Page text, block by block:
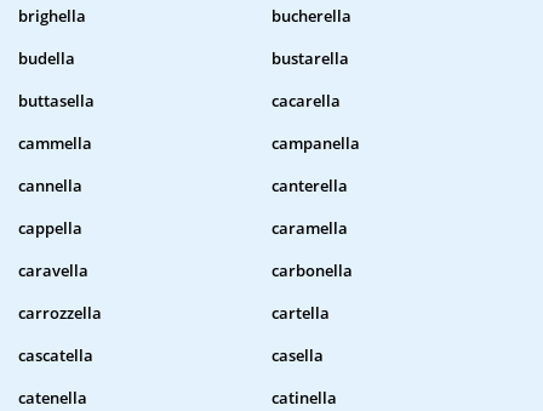
brighella
bucherella
budella
bustarella
buttasella
cacarella
cammella
campanella
cannella
canterella
cappella
caramella
caravella
carbonella
carrozzella
cartella
cascatella
casella
catenella
catinella